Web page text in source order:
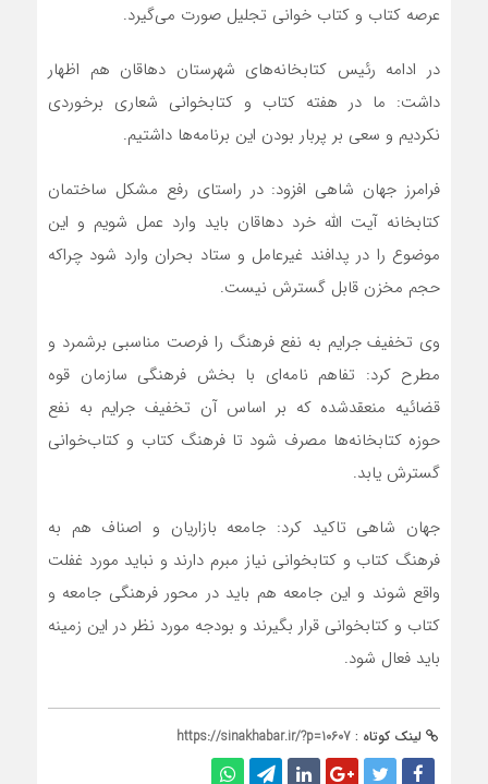
عرصه کتاب و کتاب خوانی تجلیل صورت می‌گیرد.
در ادامه رئیس کتابخانه‌های شهرستان دهاقان هم اظهار
داشت: ما در هفته کتاب و کتابخوانی شعاری برخوردی
نکردیم و سعی بر پربار بودن این برنامه‌ها داشتیم.
فرامرز جهان شاهی افزود: در راستای رفع مشکل ساختمان
کتابخانه آیت الله خرد دهاقان باید وارد عمل شویم و این
موضوع را در پدافند غیرعامل و ستاد بحران وارد شود چراکه
حجم مخزن قابل گسترش نیست.
وی تخفیف جرایم به نفع فرهنگ را فرصت مناسبی برشمرد و
مطرح کرد: تفاهم نامه‌ای با بخش فرهنگی سازمان قوه
قضائیه منعقدشده که بر اساس آن تخفیف جرایم به نفع
حوزه کتابخانه‌ها مصرف شود تا فرهنگ کتاب و کتاب‌خوانی
گسترش یابد.
جهان شاهی تاکید کرد: جامعه بازاریان و اصناف هم به
فرهنگ کتاب و کتابخوانی نیاز مبرم دارند و نباید مورد غفلت
واقع شوند و این جامعه هم باید در محور فرهنگی جامعه و
کتاب و کتابخوانی قرار بگیرند و بودجه مورد نظر در این زمینه
باید فعال شود.
لینک کوتاه : https://sinakhabar.ir/?p=10607